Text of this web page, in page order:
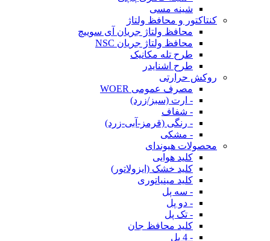
شینه مسی
کنتاکتور و محافظ ولتاژ
محافظ ولتاژ جریان آی سوییچ
محافظ ولتاژ جریان NSC
طرح تله مکانیک
طرح اشنایدر
روکش حرارتی
مصرف عمومی WOER
- ارت (سبز/زرد)
- شفاف
- رنگی (قرمز-آبی-زرد)
- مشکی
محصولات هیوندای
کلید هوایی
کلید خشک (ایزولاتور)
کلید مینیاتوری
- سه پل
- دو پل
- تک پل
کلید محافظ جان
- 4 پل